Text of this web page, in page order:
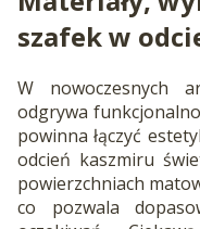
szafek w
W nowoczesnych
odgrywa
powinna łączyć
odcień kaszmiru
powierzchniach
co pozwala